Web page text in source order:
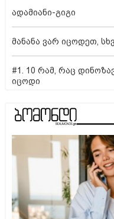
ადამიანი-გიგი
მანანა ვარ იცოდეთ,
#1. 10 რამ, რაც
იცოდი